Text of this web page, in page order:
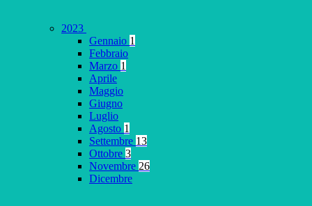
2023
Gennaio 1
Febbraio
Marzo 1
Aprile
Maggio
Giugno
Luglio
Agosto 1
Settembre 13
Ottobre 3
Novembre 26
Dicembre